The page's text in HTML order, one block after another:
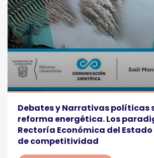
Debates y Narrativas políticas
reforma energética. Los
Rectoría Económica del
de competitividad